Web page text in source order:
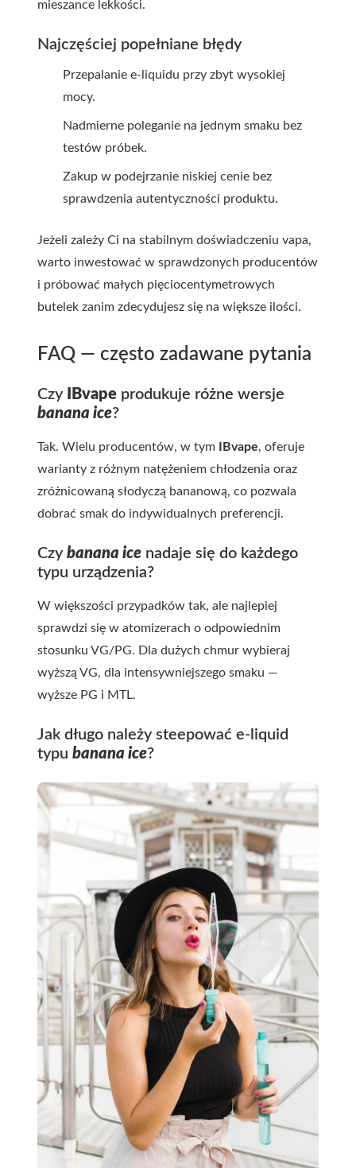
mieszance lekkości.
Najczęściej popełniane błędy
Przepalanie e-liquidu przy zbyt wysokiej
mocy.
Nadmierne poleganie na jednym smaku bez
testów próbek.
Zakup w podejrzanie niskiej cenie bez
sprawdzenia autentyczności produktu.
Jeżeli zależy Ci na stabilnym doświadczeniu vapa,
warto inwestować w sprawdzonych producentów
i próbować małych pięciocentymetrowych
butelek zanim zdecydujesz się na większe ilości.
FAQ — często zadawane pytania
Czy IBvape produkuje różne wersje
banana ice?
Tak. Wielu producentów, w tym IBvape, oferuje
warianty z różnym natężeniem chłodzenia oraz
zróżnicowaną słodyczą bananową, co pozwala
dobrać smak do indywidualnych preferencji.
Czy banana ice nadaje się do każdego
typu urządzenia?
W większości przypadków tak, ale najlepiej
sprawdzi się w atomizerach o odpowiednim
stosunku VG/PG. Dla dużych chmur wybieraj
wyższą VG, dla intensywniejszego smaku —
wyższe PG i MTL.
Jak długo należy steepować e-liquid
typu banana ice?